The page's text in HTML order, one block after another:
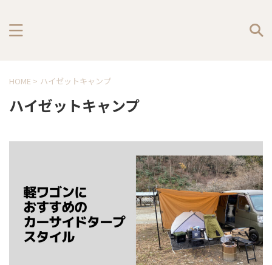
HOME > ハイゼットキャンプ
ハイゼットキャンプ